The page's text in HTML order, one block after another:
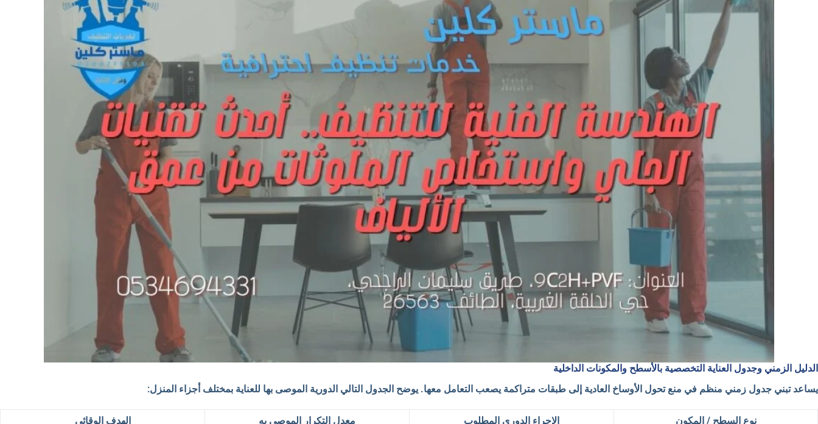
الدليل الزمني وجدول العناية التخصصية بالأسطح والمكونات الداخلية
يساعد تبني جدول زمني منظم في منع تحول الأوساخ العادية إلى طبقات متراكمة يصعب التعامل معها. يوضح الجدول التالي الدورية الموصى بها للعناية بمختلف أجزاء المنزل:
نوع السطح / المكون الإجراء الدوري المطلوب معدل التكرار الموصى به الهدف الوقائي